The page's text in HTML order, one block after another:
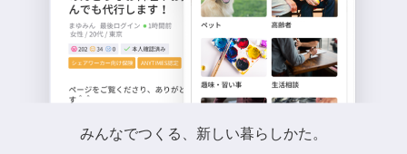
みんなでつくる、新しい暮らしかた。